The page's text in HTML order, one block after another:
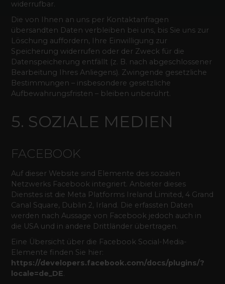
widerrufbar.
Die von Ihnen an uns per Kontaktanfragen
übersandten Daten verbleiben bei uns, bis Sie uns zur
Löschung auffordern, Ihre Einwilligung zur
Speicherung widerrufen oder der Zweck für die
Datenspeicherung entfällt (z. B. nach abgeschlossener
Bearbeitung Ihres Anliegens). Zwingende gesetzliche
Bestimmungen – insbesondere gesetzliche
Aufbewahrungsfristen – bleiben unberührt.
5. SOZIALE MEDIEN
FACEBOOK
Auf dieser Website sind Elemente des sozialen
Netzwerks Facebook integriert. Anbieter dieses
Dienstes ist die Meta Platforms Ireland Limited, 4 Grand
Canal Square, Dublin 2, Irland. Die erfassten Daten
werden nach Aussage von Facebook jedoch auch in
die USA und in andere Drittländer übertragen.
Eine Übersicht über die Facebook Social-Media-
Elemente finden Sie hier:
https://developers.facebook.com/docs/plugins/?
locale=de_DE.